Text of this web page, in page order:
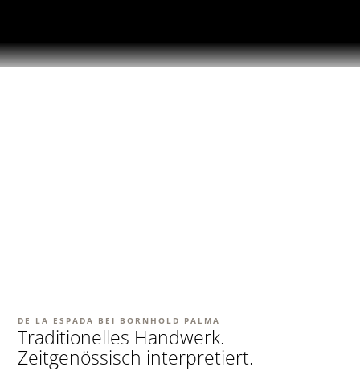
DE LA ESPADA BEI BORNHOLD PALMA
Traditionelles Handwerk.
Zeitgenössisch interpretiert.